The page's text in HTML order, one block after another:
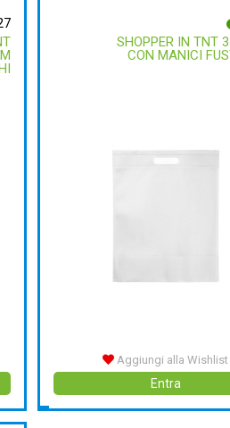
SHOPPER IN TNT
CON MANICI
Aggiungi alla Wishlist
Entra